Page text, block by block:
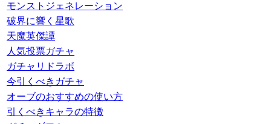
モンストジェネレーション
破界に響く星歌
天魔英傑譚
人気投票ガチャ
ガチャリドラボ
今引くべきガチャ
オーブのおすすめの使い方
引くべきキャラの特徴